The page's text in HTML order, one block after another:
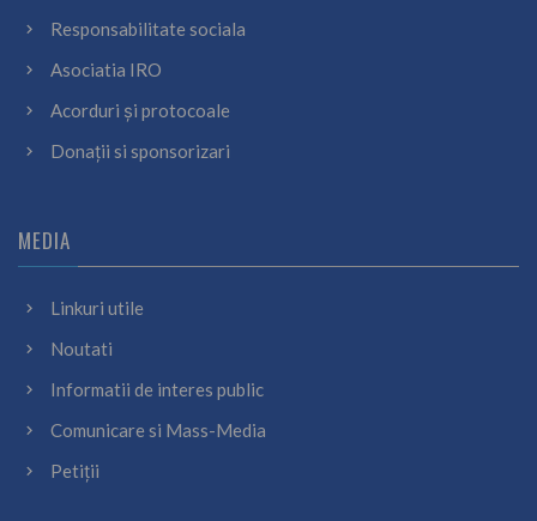
Responsabilitate sociala
Asociatia IRO
Acorduri și protocoale
Donații si sponsorizari
MEDIA
Linkuri utile
Noutati
Informatii de interes public
Comunicare si Mass-Media
Petiții